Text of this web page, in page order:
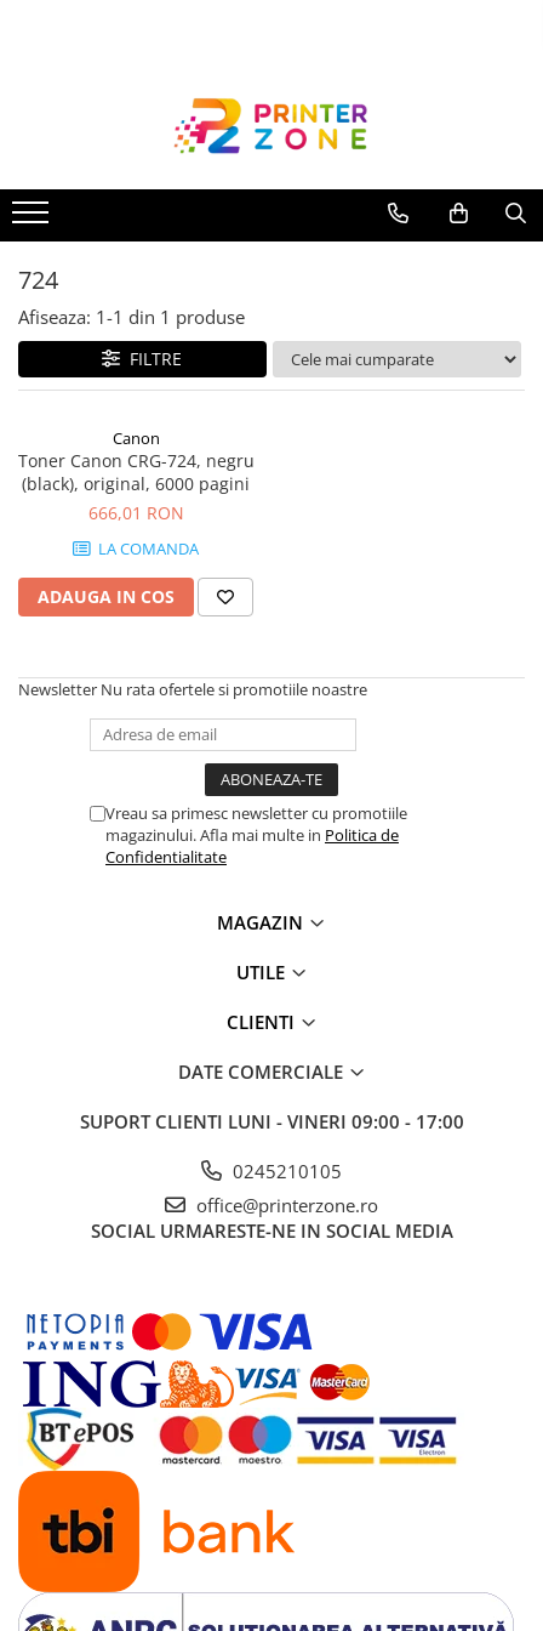
Imprimante cu jet
Multifunctionale laser
Multifunctionale cu jet
Imprimante etichete
Imprimante termice
Scanere
Accesorii imprimante
Accesorii multifunctionale
Piese schimb
Plottere
Consumabile imprimanta
Drum unit
Capete imprimare
Cartuse inkjet si cerneala
Filament imprimanta 3D
Ultrabookuri
Laptop-uri 2 in 1
Accesorii laptop
Mini PC AI
Piese si accesorii
Accesorii Printing
Ribbon
Desktop PC
PC Office
724
Afiseaza: 1-1 din 1 produse
FILTRE
Canon
Toner Canon CRG-724, negru
(black), original, 6000 pagini
666,01 RON
LA COMANDA
ADAUGA IN COS
Newsletter Nu rata ofertele si promotiile noastre
Vreau sa primesc newsletter cu promotiile
magazinului. Afla mai multe in Politica de
Confidentialitate
MAGAZIN
UTILE
CLIENTI
DATE COMERCIALE
SUPORT CLIENTI LUNI - VINERI 09:00 - 17:00
0245210105
office@printerzone.ro
SOCIAL URMARESTE-NE IN SOCIAL MEDIA